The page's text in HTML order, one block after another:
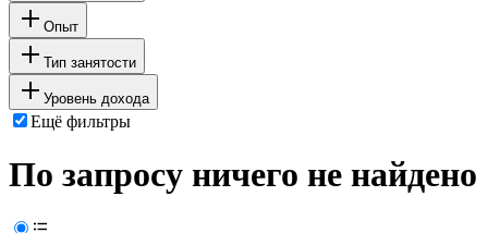
Опыт
Тип занятости
Уровень дохода
Ещё фильтры
По запросу ничего не найдено